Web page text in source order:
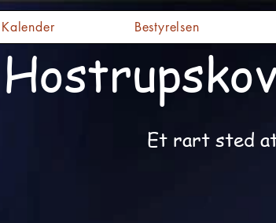
Kalender Bestyrelsen
Et rart sted